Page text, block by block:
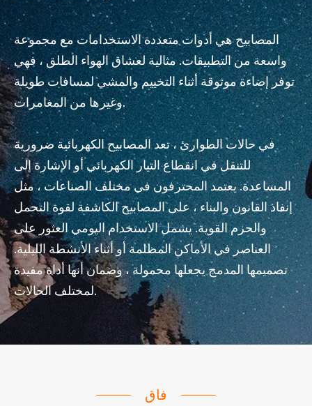
المصابيح هي أدوات متعددة الاستخدامات مع مجموعة
واسعة من التطبيقات. مثالية لعشاق الهواء الطلق ، فهي
توفر إضاءة موثوقة أثناء التخييم والمشي لمسافات طويلة
وغيرها من المغامرات.
في حالات الطوارئ ، تعد المصابيح الكهربائية ضرورية
للتنقل في انقطاع التيار الكهربائي أو الإشارة إلى
المساعدة. يعتمد المحترفون في مختلف الصناعات ، مثل
إنفاذ القانون والبناء ، على المصابيح الكاشفة لقوة التحمل
والحزم القوية. يشمل الاستخدام اليومي العثور على
العناصر في الأماكن المظلمة أو أثناء الأنشطة الليلية.
تصميمها المدمج يجعلها محمولة ، وضمان أنها أداة مفيدة
لمختلف الحالات.
فاق